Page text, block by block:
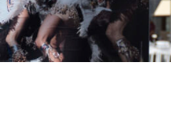
del Folklore - 41ª edizione